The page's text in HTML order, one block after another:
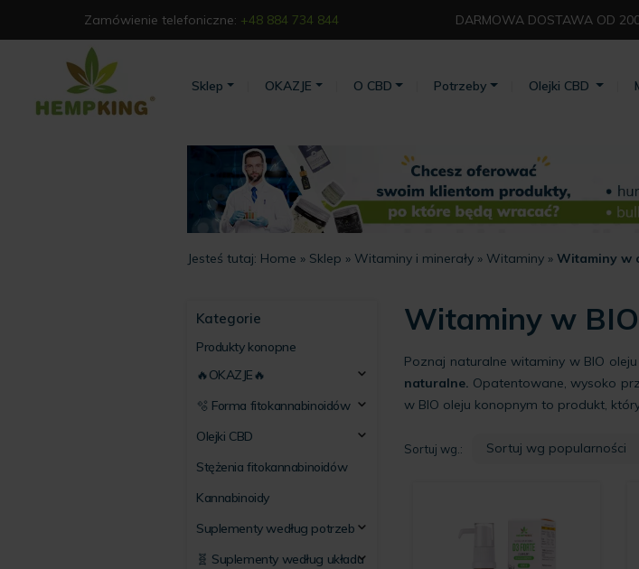
Zamówienie telefoniczne: +48 884 734 844 DARMOWA DOSTAWA OD
Sklep OKAZJE O CBD Potrzeby Olejki CBD
Jesteś tutaj: Home » Sklep » Witaminy i minerały » Witaminy » Witaminy w
Witaminy w
Poznaj naturalne witaminy w BIO
naturalne. Opatentowane, wysoko
w BIO oleju konopnym to produkt,
Sortuj wg.:
Kategorie
Produkty konopne
🔥OKAZJE🔥
🫧 Forma fitokannabinoidów
Olejki CBD
Stężenia fitokannabinoidów
Kannabinoidy
Suplementy według potrzeb
🧬 Suplementy według układu